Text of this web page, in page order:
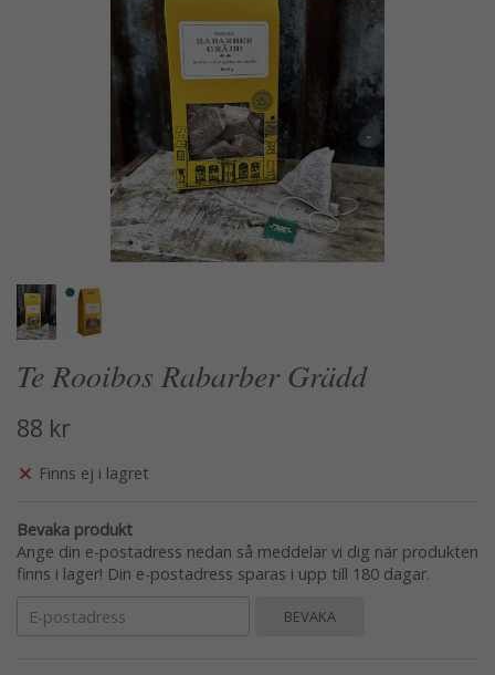
Te Rooibos Rabarber Grädd
88 kr
Finns ej i lagret
Bevaka produkt
Ange din e-postadress nedan så meddelar vi dig när produkten
finns i lager! Din e-postadress sparas i upp till 180 dagar.
BEVAKA